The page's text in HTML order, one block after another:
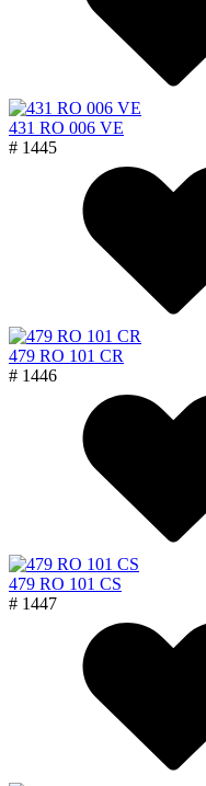
431 RO 006 VE
# 1445
479 RO 101 CR
# 1446
479 RO 101 CS
# 1447